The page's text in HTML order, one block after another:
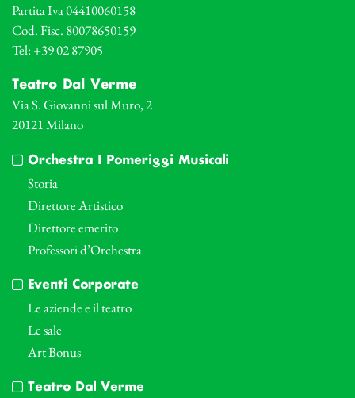
Partita Iva 04410060158
Cod. Fisc. 80078650159
Tel: +39 02 87905
Teatro Dal Verme
Via S. Giovanni sul Muro, 2
20121 Milano
Orchestra I Pomeriggi Musicali
Storia
Direttore Artistico
Direttore emerito
Professori d’Orchestra
Eventi Corporate
Le aziende e il teatro
Le sale
Art Bonus
Teatro Dal Verme